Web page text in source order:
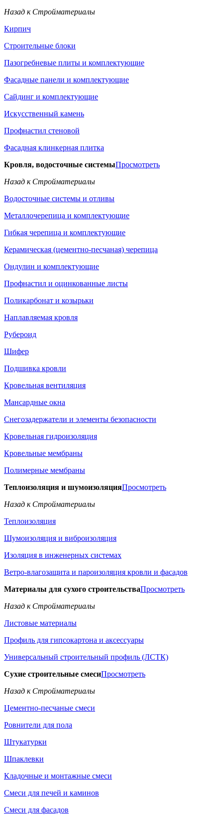
Назад к Стройматериалы
Кирпич
Строительные блоки
Пазогребневые плиты и комплектующие
Фасадные панели и комплектующие
Сайдинг и комплектующие
Искусственный камень
Профнастил стеновой
Фасадная клинкерная плитка
Кровля, водосточные системыПросмотреть
Назад к Стройматериалы
Водосточные системы и отливы
Металлочерепица и комплектующие
Гибкая черепица и комплектующие
Керамическая (цементно-песчаная) черепица
Ондулин и комплектующие
Профнастил и оцинкованные листы
Поликарбонат и козырьки
Наплавляемая кровля
Рубероид
Шифер
Подшивка кровли
Кровельная вентиляция
Мансардные окна
Снегозадержатели и элементы безопасности
Кровельная гидроизоляция
Кровельные мембраны
Полимерные мембраны
Теплоизоляция и шумоизоляцияПросмотреть
Назад к Стройматериалы
Теплоизоляция
Шумоизоляция и виброизоляция
Изоляция в инженерных системах
Ветро-влагозащита и пароизоляция кровли и фасадов
Материалы для сухого строительстваПросмотреть
Назад к Стройматериалы
Листовые материалы
Профиль для гипсокартона и аксессуары
Универсальный строительный профиль (ЛСТК)
Сухие строительные смесиПросмотреть
Назад к Стройматериалы
Цементно-песчаные смеси
Ровнители для пола
Штукатурки
Шпаклевки
Кладочные и монтажные смеси
Смеси для печей и каминов
Смеси для фасадов